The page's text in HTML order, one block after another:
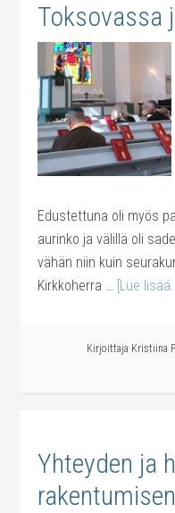
Toksovassa
Edustettuna oli myös
aurinko ja välillä oli
vähän niin kuin
Kirkkoherra … [Lue
Kirjoittaja Kristiina
Yhteyden ja